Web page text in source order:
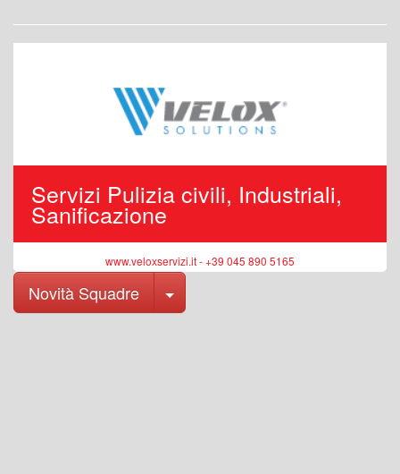
Servizi Pulizia civili, Industriali,
Sanificazione
www.veloxservizi.it - +39 045 890 5165
Novità Squadre Toggle Dropdown